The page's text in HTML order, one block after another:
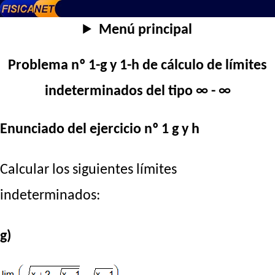
Menú principal
Problema nº 1-g y 1-h de cálculo de límites
indeterminados del tipo ∞ - ∞
Enunciado del ejercicio nº 1 g y h
Calcular los siguientes límites
indeterminados:
g)